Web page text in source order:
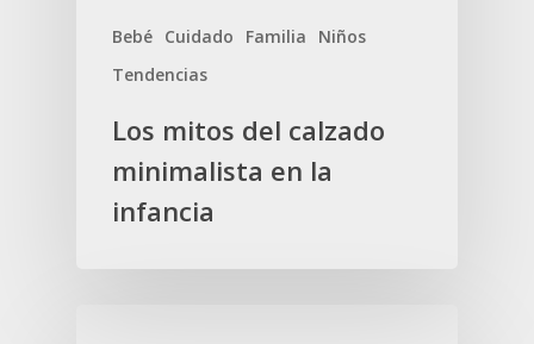
Bebé Cuidado Familia
Niños
Tendencias
Los mitos del calzado
minimalista en la
infancia